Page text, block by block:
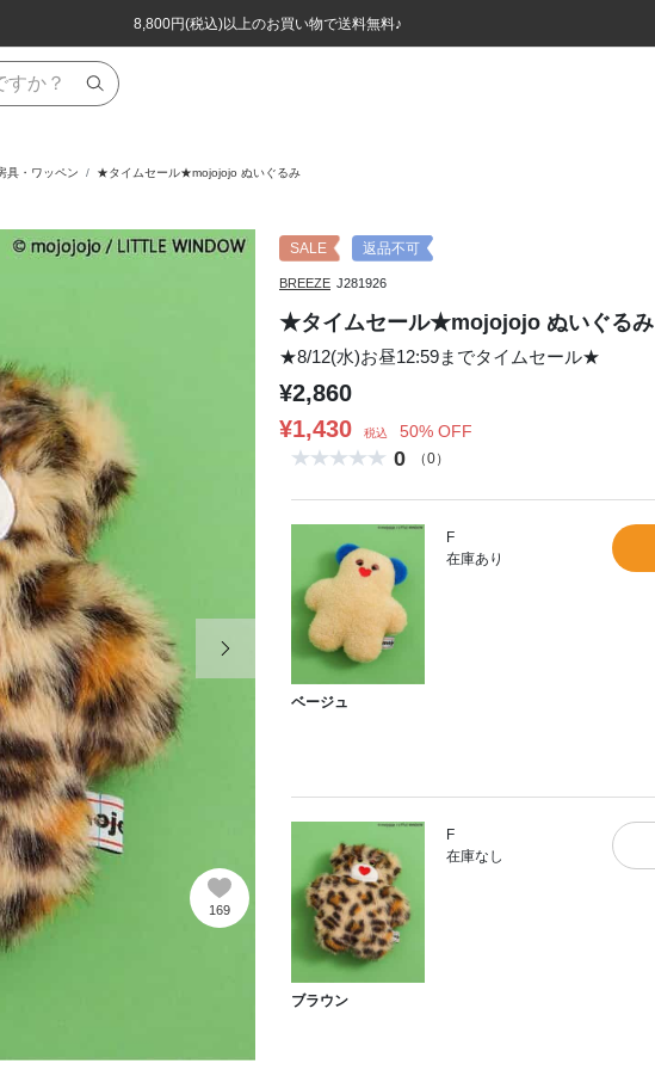
8,800円(税込)以上のお買い物で送料無料♪
ほぼ全品半額！！8/12(水)お昼12:59まで！！
8,800円(税込)以上のお買い物で送料無料♪
ほぼ全品半額！！8/12(水)お昼12:59まで！！
具・ワッペン ★タイムセール★mojojojo ぬいぐるみ
169
SALE 返品不可
BREEZE J281926
★タイムセール★mojojojo ぬいぐるみ
★8/12(水)お昼12:59までタイムセール★
¥2,860
¥1,430
税込 50% OFF
0 （0）
ベージュ
F
在庫あり
ブラウン
F
在庫なし